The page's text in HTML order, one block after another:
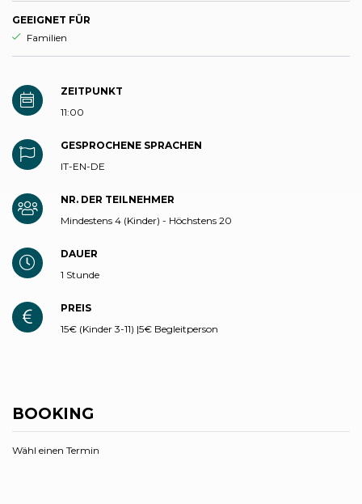
GEEIGNET FÜR
aria.ds_experience.suitable_for_prefix
Familien
ZEITPUNKT
11:00
GESPROCHENE SPRACHEN
IT-EN-DE
NR. DER TEILNEHMER
Mindestens 4 (Kinder) - Höchstens 20
DAUER
1 Stunde
PREIS
15€ (Kinder 3-11) |5€ Begleitperson
BOOKING
Wähl einen Termin